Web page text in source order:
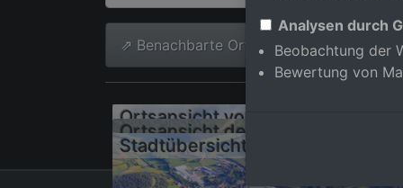
⇗ Benachbarte Orte Alle
Ortsansicht von Südosten
Stadtübersicht aus Norden
Analysen durch
Beobachtung der
Bewertung von